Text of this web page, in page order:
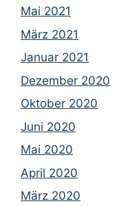
Mai 2021
März 2021
Januar 2021
Dezember 2020
Oktober 2020
Juni 2020
Mai 2020
April 2020
März 2020